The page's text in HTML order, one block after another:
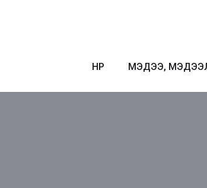
НҮҮР МЭДЭЭ,